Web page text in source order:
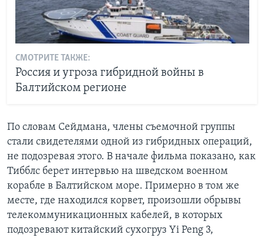
СМОТРИТЕ ТАКЖЕ:
Россия и угроза гибридной войны в
Балтийском регионе
По словам Сейдмана, члены съемочной группы
стали свидетелями одной из гибридных операций,
не подозревая этого. В начале фильма показано, как
Тибблс берет интервью на шведском военном
корабле в Балтийском море. Примерно в том же
месте, где находился корвет, произошли обрывы
телекоммуникационных кабелей, в которых
подозревают китайский сухогруз Yi Peng 3,